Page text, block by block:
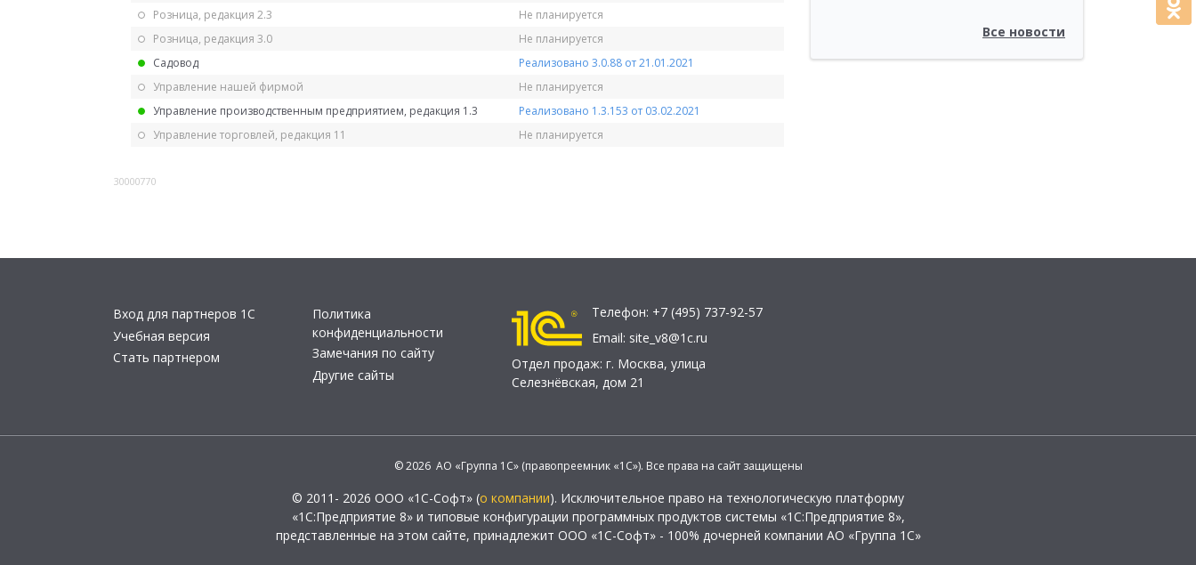
Розница, редакция 2.3
Не планируется
Розница, редакция 3.0
Не планируется
Садовод
Реализовано 3.0.88 от 21.01.2021
Управление нашей фирмой
Не планируется
Управление производственным предприятием, редакция 1.3
Реализовано 1.3.153 от 03.02.2021
Управление торговлей, редакция 11
Не планируется
30000770
Все новости
Вход для партнеров 1С
Учебная версия
Стать партнером
Политика
конфиденциальности
Замечания по сайту
Другие сайты
Телефон: +7 (495) 737-92-57
Email: site_v8@1c.ru
Отдел продаж: г. Москва, улица
Селезнёвская, дом 21
© 2026 АО «Группа 1С» (правопреемник «1С»). Все права на сайт защищены
© 2011- 2026 ООО «1С-Софт» (о компании). Исключительное право на технологическую платформу
«1С:Предприятие 8» и типовые конфигурации программных продуктов системы «1С:Предприятие 8»,
представленные на этом сайте, принадлежит ООО «1С-Софт» - 100% дочерней компании АО «Группа 1С»